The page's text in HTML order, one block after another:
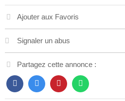
Ajouter aux Favoris
Signaler un abus
Partagez cette annonce :